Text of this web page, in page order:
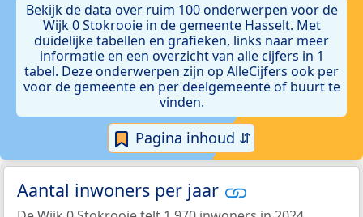
Bekijk de data over ruim 100 onderwerpen voor de
Wijk 0 Stokrooie in de gemeente Hasselt. Met
duidelijke tabellen en grafieken, links naar meer
informatie en een overzicht van alle cijfers in 1
tabel. Deze onderwerpen zijn op AlleCijfers ook per
voor de gemeente en per deelgemeente of buurt te
vinden.
Pagina inhoud ⇵
Aantal inwoners per jaar